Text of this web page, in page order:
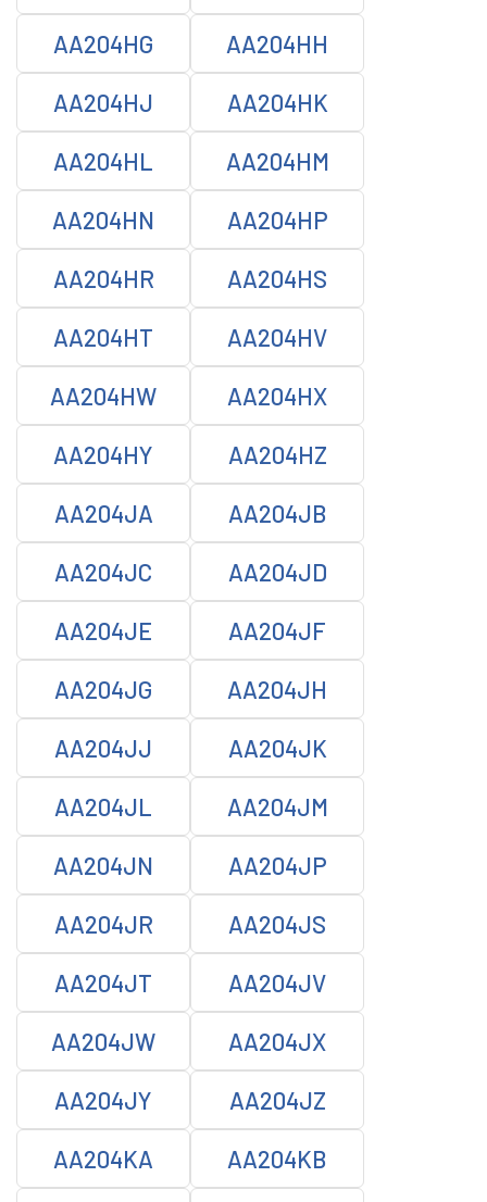
AA204HG AA204HH
AA204HJ AA204HK
AA204HL AA204HM
AA204HN AA204HP
AA204HR AA204HS
AA204HT AA204HV
AA204HW AA204HX
AA204HY AA204HZ
AA204JA AA204JB
AA204JC AA204JD
AA204JE AA204JF
AA204JG AA204JH
AA204JJ AA204JK
AA204JL AA204JM
AA204JN AA204JP
AA204JR AA204JS
AA204JT AA204JV
AA204JW AA204JX
AA204JY AA204JZ
AA204KA AA204KB